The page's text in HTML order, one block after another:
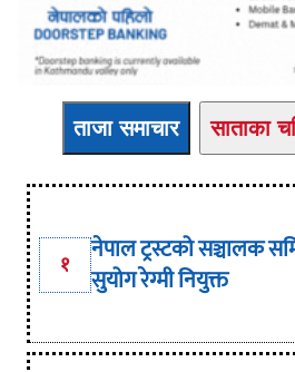
ताजा समाचार साताका
१
नेपाल ट्रस्टको सञ्चालक
सुयोग रेग्मी नियुक्त